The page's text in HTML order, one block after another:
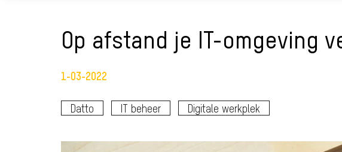
Op afstand je IT-omgeving
1-03-2022
Datto IT beheer Digitale werkplek